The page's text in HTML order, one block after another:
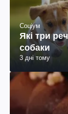
Соціум
Які три
собаки
3 дні тому